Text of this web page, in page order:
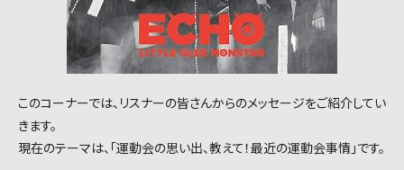
このコーナーでは、リスナーの皆さんからのメッセージをご紹介してい
きます。
現在のテーマは、「運動会の思い出、教えて！最近の運動会事情」です。